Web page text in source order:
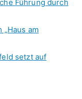
Führung durch
am
setzt auf